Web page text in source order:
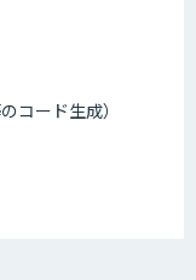
コード生成）